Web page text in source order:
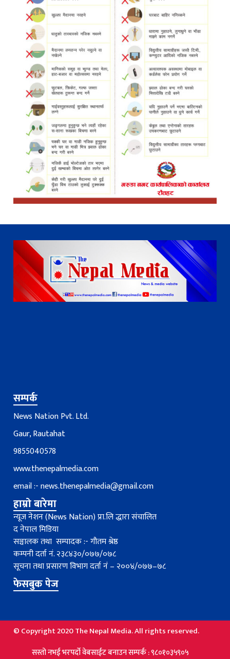
सम्पर्क
News Nation Pvt. Ltd.
Gaur, Rautahat
9855040578
www.thenepalmedia.com
email :-news.thenepalmedia@gmail.com
हाम्रो बारेमा
न्यूज नेशन (News Nation) प्रा.लि द्धारा संचालित
द नेपाल मिडिया
सञ्चालक तथा सम्पादक :- गौतम श्रेष्ठ
कम्पनी दर्ता नं. २३८४३०/०७७/०७८
सूचना तथा प्रसारण विभाग दर्ता नंं – २००४/०७७–७८
फेसबुक पेज
© Copyright 2020 The Nepal Media. All rights reserved.
नभई भरपर्दाे वेबसाईट बनाउन सम्पर्क : ९८०१०३५९०५